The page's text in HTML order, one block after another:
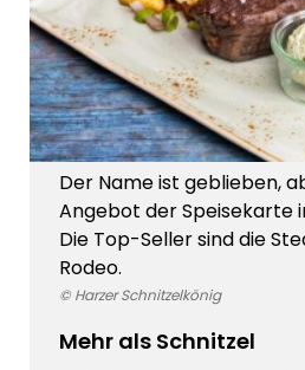
Der Name ist geblieben,
Angebot der Speisekarte
Die Top-Seller sind die
Rodeo.
© Harzer Schnitzelkönig
Mehr als Schnitzel